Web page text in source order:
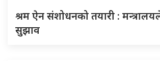
श्रम ऐन संशोधनको तयारी :
सुझाव